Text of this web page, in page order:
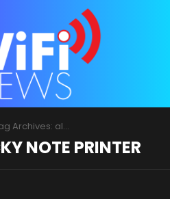
alexa sticky note printer
NOTE PRINTER